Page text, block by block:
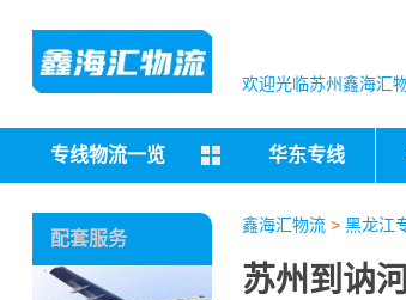
欢迎光临苏州鑫海汇
专线物流一览 华东专线
鑫海汇物流> 黑龙江
苏州到讷
配套服务